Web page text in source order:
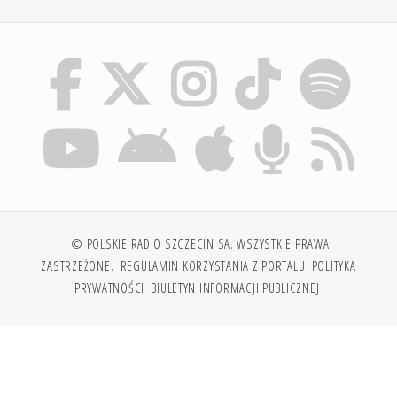
© POLSKIE RADIO SZCZECIN SA. WSZYSTKIE PRAWA
ZASTRZEŻONE. REGULAMIN KORZYSTANIA Z PORTALU POLITYKA
PRYWATNOŚCI BIULETYN INFORMACJI PUBLICZNEJ